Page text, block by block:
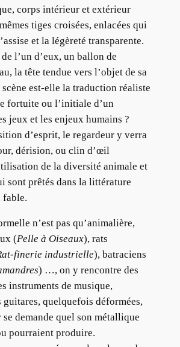
corps intérieur et extérieur
tiges croisées, enlacées qui
et la légèreté transparente.
l’un d’eux, un ballon de
la tête tendue vers l’objet de sa
est-elle la traduction réaliste
fortuite ou l’initiale d’un
jeux et les enjeux humains ?
d’esprit, le regardeur y verra
dérision, ou clin d’œil
de la diversité animale et
sont prêtés dans la littérature
fable.
n’est pas qu’animalière,
(Pelle à Oiseaux), rats
finerie industrielle), batraciens
) …, on y rencontre des
instruments de musique,
guitares, quelquefois déformées,
demande quel son métallique
pourraient produire.